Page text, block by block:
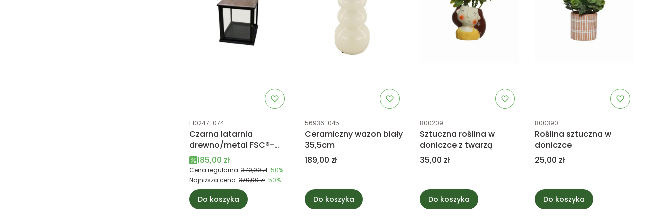
Kod produktu
F10247-074
Czarna latarnia
drewno/metal FSC®-
certified 100% L
Cena promocyjna
185,00 zł
Cena regularna: 370,00 zł-50%
Najniższa cena: 370,00 zł-50%
Do koszyka
Kod produktu
56936-045
Ceramiczny wazon biały
35,5cm
Cena
189,00 zł
Do koszyka
Kod produktu
800209
Sztuczna roślina w
doniczce z twarzą
Cena
35,00 zł
Do koszyka
Kod produktu
800390
Roślina sztuczna w
doniczce
Cena
25,00 zł
Do koszyka